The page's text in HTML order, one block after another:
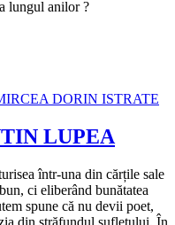
lungul anilor ?
DORIN ISTRATE
LUPEA
într-una din cărțile sale
ci eliberând bunătatea
spune că nu devii poet,
din străfundul sufletului. În